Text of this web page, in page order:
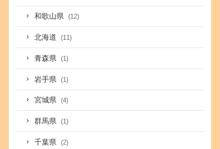
和歌山県 (12)
北海道 (11)
青森県 (1)
岩手県 (1)
宮城県 (4)
群馬県 (1)
千葉県 (2)